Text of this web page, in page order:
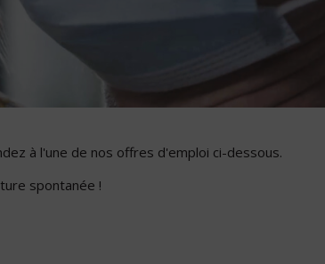
à l'une de nos offres d'emploi ci-dessous.
spontanée !